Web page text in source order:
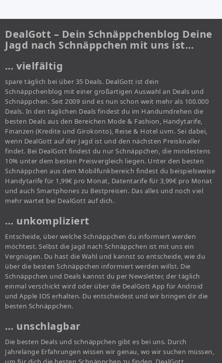
DealGott – Dein Schnäppchenblog Deine
Jagd nach Schnäppchen mit uns ist…
… vielfältig
spare täglich bei über 35 Deals. DealGott ist dein
Schnäppchenblog mit einer großartigen Auswahl an Deals und
Schnäppchen. Seit 2009 sind es nun schon weit mehr als 100.000
Deals. In den täglichen Deals findest du im Handumdrehen die
besten Deals aus den Bereichen Mode & Fashion, Handytarife,
Finanzen (Kredite und Girokonto), Reise & Hotel uvm. Sei dabei,
wenn DealGott auf der Jagd ist und den nächsten Preisknaller
findet. Bei DealGott findest du nur Schnäppchen, die mindestens
10% unter dem besten Preisvergleich liegen. Unter den besten
Schnäppchen aus dem Mobilfunkbereich findest du beispielsweise
Handytarife für 1,99€ pro Monat, Datentarife für 3,99€ pro Monat
und auch Smartphones zu Bestpreisen. Das alles und noch viel
mehr wartet bei DealGott auf dich.
… unkompliziert
Entscheide, über welche Schnäppchen du informiert werden
möchtest. Selbst die Jagd nach Schnäppchen ist mit uns ein
Vergnügen. Du hast die Wahl und kannst so entscheide, wie du
über die besten Schnäppchen informiert werden willst. Die
Schnäppchen und Deals kannst du per Newsletter, der täglich
einmal verschickt wird oder über die DealGott App für Android
und Apple IOS erhalten. Du entscheidest und wir bringen dir die
besten Schnäppchen.
… unschlagbar
Die besten Deals und schnäppchen gibt es bei uns. Durch
Jahrelange Erfahrungen wissen wir genau, wo wir suchen müssen,